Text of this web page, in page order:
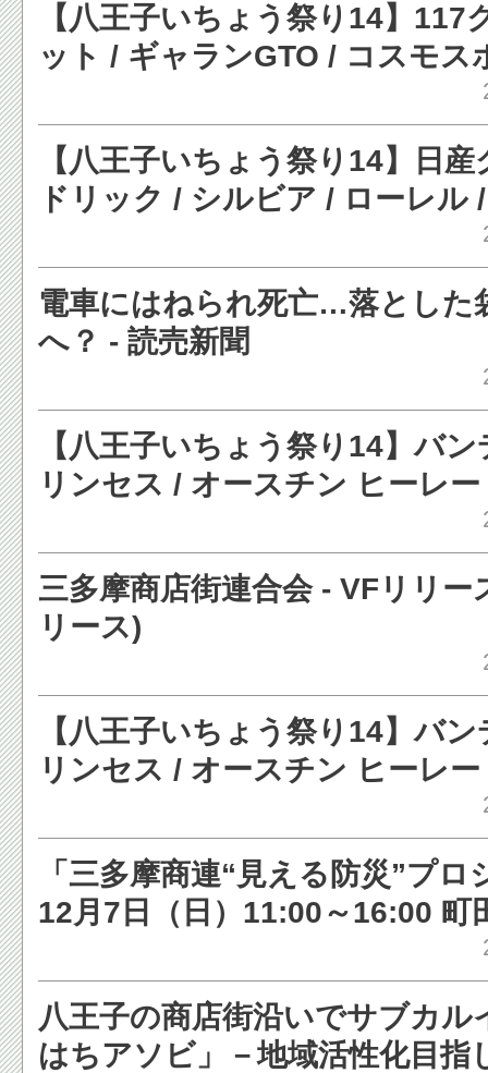
【八王子いちょう祭り14】117
ット / ギャランGTO / コスモス
S600など［写真蔵］ - レスポ
【八王子いちょう祭り14】日
ドリック / シルビア / ローレル
電車にはねられ死亡…落とした
へ？ - 読売新聞
【八王子いちょう祭り14】バ
リンセス / オースチン ヒーレ
/ MG-TD など［写真蔵］ - レス
三多摩商店街連合会 - VFリリー
リース)
【八王子いちょう祭り14】バ
リンセス / オースチン ヒーレ
/ MG-TD など［写真蔵］ - レス
「三多摩商連“見える防災”プロ
12月7日（日）11:00～16:00 町
「“見える防災”イベント in ま
ーションパーク2014」 - DMM
八王子の商店街沿いでサブカル
はちアソビ」－地域活性化目指